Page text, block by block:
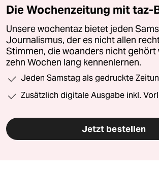
Die Wochenzeitung mit taz-
Unsere wochentaz bietet jeden
Journalismus, der es nicht allen
Stimmen, die woanders nicht gehört
zehn Wochen lang kennenlernen.
Jeden Samstag als gedruckte
Zusätzlich digitale Ausgabe inkl.
Jetzt bestellen